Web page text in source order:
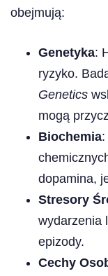
obejmują:
Genetyka:
ryzyko.
Genetics
mogą
Biochemia
dopamina,
Stresory
wydarzenia
epizody.
Cechy